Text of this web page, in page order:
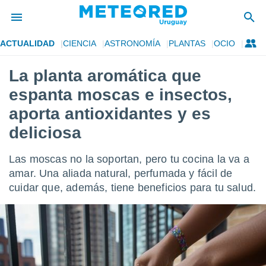
de
ha
para
la
que se
a este
las
y
forma
digital
basada
ACTUALIDAD CIENCIA ASTRONOMÍA PLANTAS OCIO
La planta aromática que
espanta moscas e insectos,
aporta antioxidantes y es
deliciosa
Las moscas no la soportan, pero tu cocina la va a
amar. Una aliada natural, perfumada y fácil de
cuidar que, además, tiene beneficios para tu salud.